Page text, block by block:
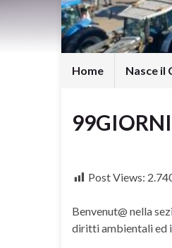
Home Nasce il
Post Views:
Benvenut@ nella
diritti ambientali ed